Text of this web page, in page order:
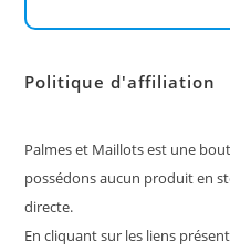
Politique d'affiliation
Palmes et Maillots est une
possédons aucun produit en
directe.
En cliquant sur les liens